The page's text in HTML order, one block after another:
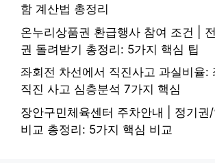
함 계산법 총정리
온누리상품권 환급행사 참여 조건 |
권 돌려받기 총정리: 5가지 핵심 팁
좌회전 차선에서 직진사고 과실비율:
직진 사고 심층분석 7가지 핵심
장안구민체육센터 주차안내 | 정기권
비교 총정리: 5가지 핵심 비교